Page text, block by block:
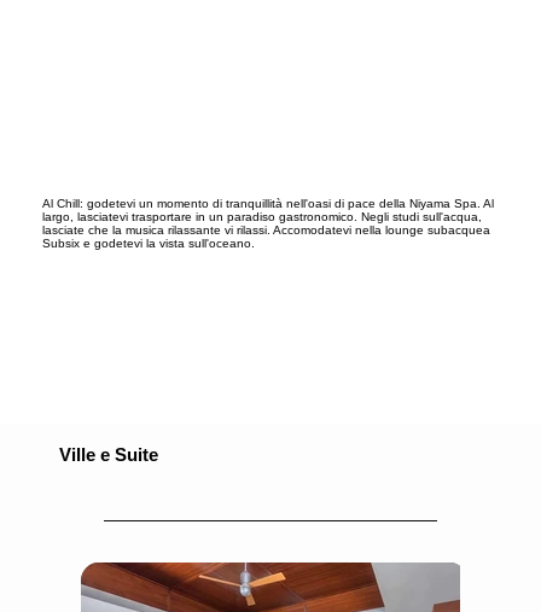
Al Chill: godetevi un momento di tranquillità nell'oasi di pace della Niyama Spa. Al
largo, lasciatevi trasportare in un paradiso gastronomico. Negli studi sull'acqua,
lasciate che la musica rilassante vi rilassi. Accomodatevi nella lounge subacquea
Subsix e godetevi la vista sull'oceano.
Ville e Suite